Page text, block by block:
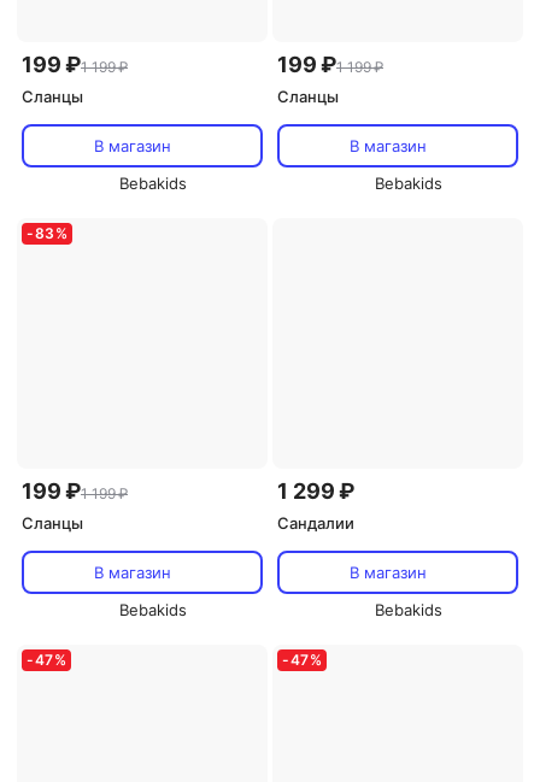
199 ₽1 199 ₽
Сланцы
В магазин
Bebakids
199 ₽1 199 ₽
Сланцы
В магазин
Bebakids
-83 %
199 ₽1 199 ₽
Сланцы
В магазин
Bebakids
1 299 ₽
Сандалии
В магазин
Bebakids
-47% -47%